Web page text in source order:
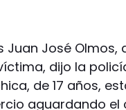
Juan José Olmos,
dijo la
de 17 años,
aguardando